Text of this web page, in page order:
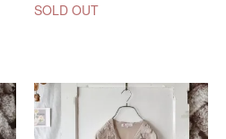
SOLD OUT